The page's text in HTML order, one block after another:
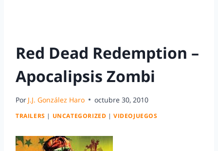
Red Dead Redemption –
Apocalipsis Zombi
Por J.J. González Haro octubre 30, 2010
TRAILERS | UNCATEGORIZED |VIDEOJUEGOS